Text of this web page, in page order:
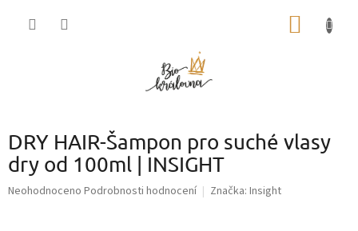
DRY HAIR-Šampon pro suché vlasy
dry od 100ml | INSIGHT
Průměrné
Neohodnoceno Podrobnosti hodnocení Značka: Insight